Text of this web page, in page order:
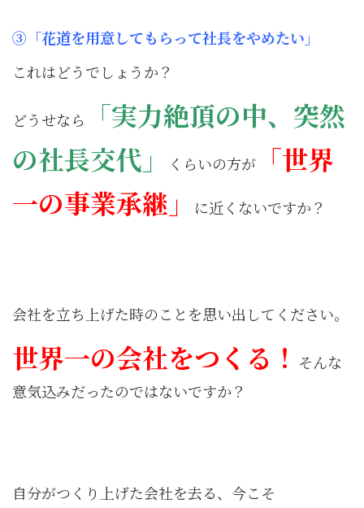
③「花道を用意してもらって社長をやめたい」
これはどうでしょうか？
どうせなら
「実力絶頂の中、突然
の社長交代」
くらいの方が
「世界
一の事業承継」
に近くないですか？
会社を立ち上げた時のことを思い出してください。
世界一の会社をつくる！
そんな
意気込みだったのではないですか？
自分がつくり上げた会社を去る、今こそ